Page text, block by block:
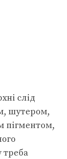
слід
шутером,
пігментом,
треба